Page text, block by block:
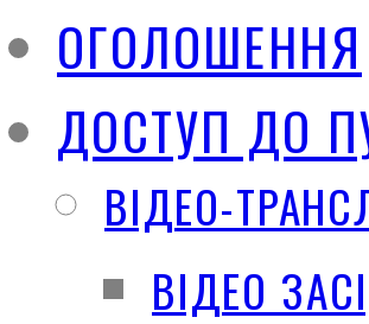
ОГОЛОШЕННЯ
ДОСТУП ДО
ВІДЕО-
ВІДЕО